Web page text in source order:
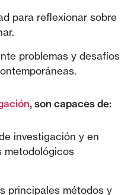
para reflexionar sobre
problemas y desafíos
, son capaces de:
investigación y en
metodológicos
principales métodos y